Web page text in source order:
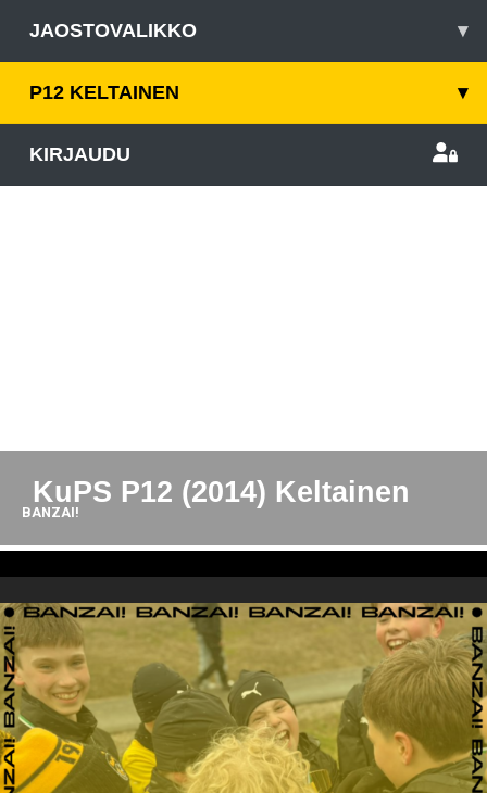
JAOSTOVALIKKO ▾
P12 KELTAINEN ▾
KIRJAUDU
KuPS P12 (2014) Keltainen
BANZAI!